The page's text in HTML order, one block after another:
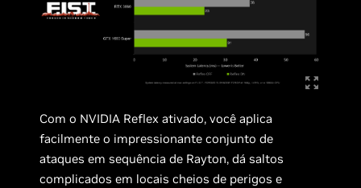
Com o NVIDIA Reflex ativado, você aplica
facilmente o impressionante conjunto de
ataques em sequência de Rayton, dá saltos
complicados em locais cheios de perigos e